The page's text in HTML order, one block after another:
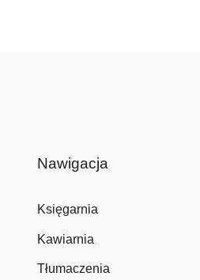
Nawigacja
Księgarnia
Kawiarnia
Tłumaczenia